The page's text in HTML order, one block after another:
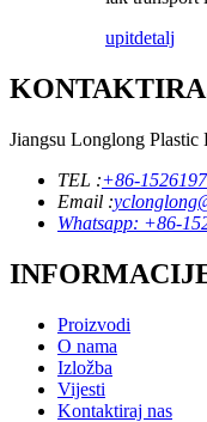
upitdetalj
Jiangsu Longlong Plastic
TEL :+86-
Email :
Whatsapp: +86-
Proizvodi
O nama
Izložba
Vijesti
Kontaktiraj nas